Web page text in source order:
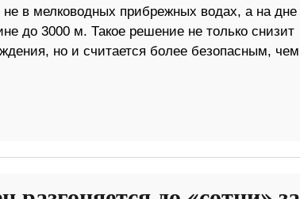
в мелководных прибрежных водах, а на дне
до 3000 м. Такое решение не только снизит
но и считается более безопасным, чем